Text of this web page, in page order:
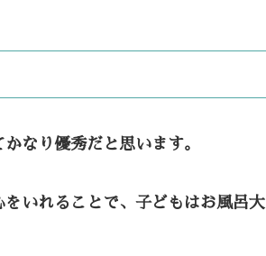
なり優秀だと思います。
いれることで、子どもはお風呂大